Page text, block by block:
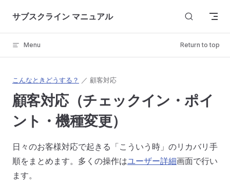
Skip to content
サブスクライン マニュアル
Menu Return to top
こんなときどうする？ ／ 顧客対応
顧客対応（チェックイン・ポイ
ント・機種変更）
日々のお客様対応で起きる「こういう時」のリカバリ手
順をまとめます。多くの操作はユーザー詳細画面で行い
ます。